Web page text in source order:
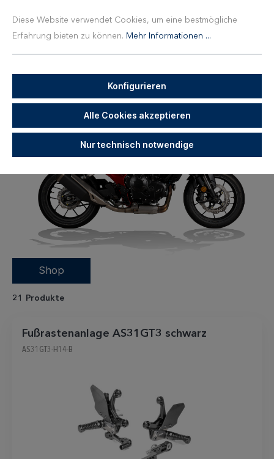
Honda CB 750 Hornet RH24
(2025)
Shop
21 Produkte
Fußrastenanlage AS31GT3 schwarz
AS31GT3-H14-B
Diese Website verwendet Cookies, um eine bestmögliche
Erfahrung bieten zu können. Mehr Informationen ...
Konfigurieren
Alle Cookies akzeptieren
Nur technisch notwendige